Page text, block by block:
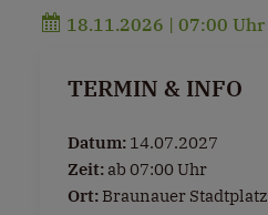
18.11.2026 | 07:00 Uhr
TERMIN & INFO
Datum: 14.07.2027
Zeit: ab 07:00 Uhr
Ort: Braunauer Stadtplatz